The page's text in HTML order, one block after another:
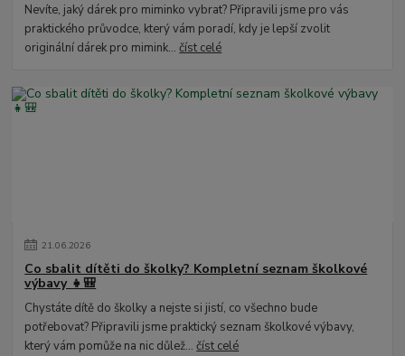
Nevíte, jaký dárek pro miminko vybrat? Připravili jsme pro vás
praktického průvodce, který vám poradí, kdy je lepší zvolit
originální dárek pro mimink...číst celé
21.06.2026
Co sbalit dítěti do školky? Kompletní seznam školkové
výbavy 👧🎒
Chystáte dítě do školky a nejste si jistí, co všechno bude
potřebovat? Připravili jsme praktický seznam školkové výbavy,
který vám pomůže na nic důlež...číst celé